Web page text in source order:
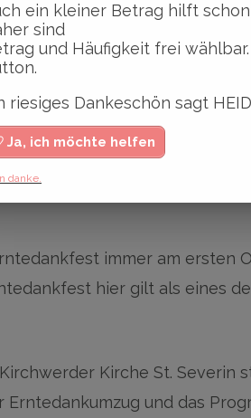
Großer
immer am ersten
hier gilt als eines
Kirche St. Severin
Erntedankumzug und das
ein kleiner Betrag hilft
sind
und Häufigkeit frei
riesiges Dankeschön sagt
Ja, ich möchte helfen
danke.